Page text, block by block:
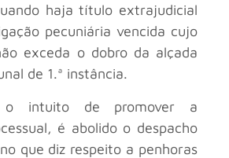
haja título extrajudicial
pecuniária vencida cujo
exceda o dobro da alçada
de 1.ª instância.
o intuito de promover a
é abolido o despacho
que diz respeito a penhoras